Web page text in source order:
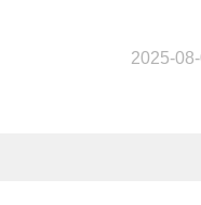
2025-